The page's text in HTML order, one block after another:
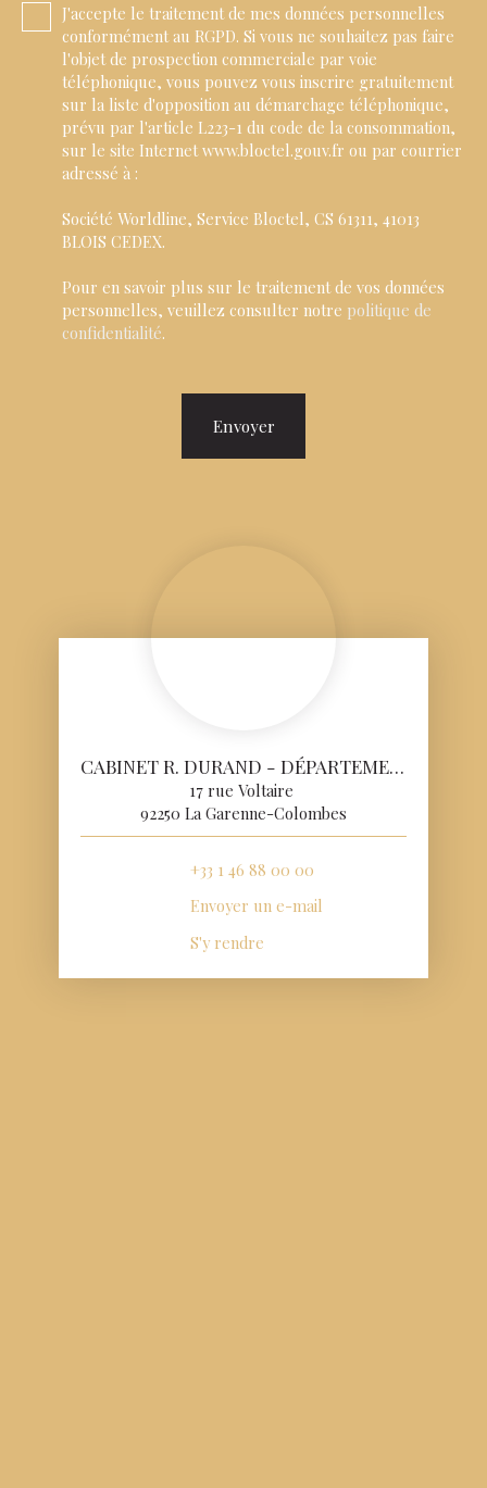
J'accepte le traitement de mes données personnelles
conformément au RGPD. Si vous ne souhaitez pas faire
l'objet de prospection commerciale par voie
téléphonique, vous pouvez vous inscrire gratuitement
sur la liste d'opposition au démarchage téléphonique,
prévu par l'article L223-1 du code de la consommation,
sur le site Internet www.bloctel.gouv.fr ou par courrier
adressé à :
Société Worldline, Service Bloctel, CS 61311, 41013
BLOIS CEDEX.
Pour en savoir plus sur le traitement de vos données
personnelles, veuillez consulter notre politique de
confidentialité.
Envoyer
CABINET R. DURAND - DÉPARTEMENT VENTE
17 rue Voltaire
92250 La Garenne-Colombes
+33 1 46 88 00 00
Envoyer un e-mail
S'y rendre